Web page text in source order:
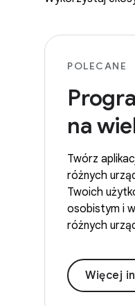
POLECANE
na
Twórz
różnych
Twoich
osobistym i
różnych
Więcej